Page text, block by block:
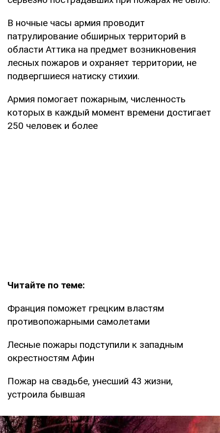
В ночные часы армия проводит
патрулирование обширных территорий в
области Аттика на предмет возникновения
лесных пожаров и охраняет территории, не
подвергшиеся натиску стихии.
Армия помогает пожарным, численность
которых в каждый момент времени достигает
250 человек и более
Читайте по теме:
Франция поможет грецким властям
противопожарными самолетами
Лесные пожары подступили к западным
окрестностям Афин
Пожар на свадьбе, унесший 43 жизни,
устроила бывшая